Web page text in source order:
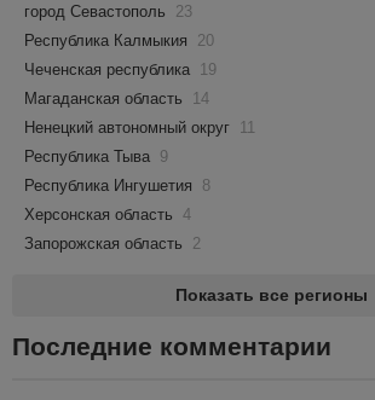
город Севастополь
23
Республика Калмыкия
20
Чеченская республика 19
Магаданская область
14
Ненецкий автономный округ 11
Республика Тыва 9
Республика Ингушетия
8
Херсонская область 4
Запорожская область
2
Показать все регионы
Последние комментарии